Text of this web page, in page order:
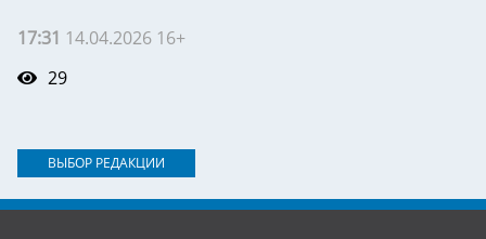
17:31 14.04.2026 16+
29
ВЫБОР РЕДАКЦИИ